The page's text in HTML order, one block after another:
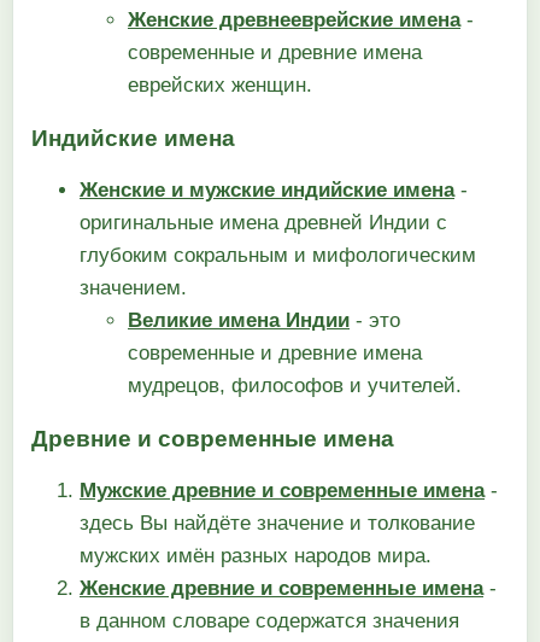
Женские древнееврейские имена-
современные и древние имена
еврейских женщин.
Индийские имена
Женские и мужские индийские имена-
оригинальные имена древней Индии с
глубоким сокральным и мифологическим
значением.
Великие имена Индии - это
современные и древние имена
мудрецов, философов и учителей.
Древние и современные имена
Мужские древние и современные имена-
здесь Вы найдёте значение и толкование
мужских имён разных народов мира.
Женские древние и современные имена-
в данном словаре содержатся значения